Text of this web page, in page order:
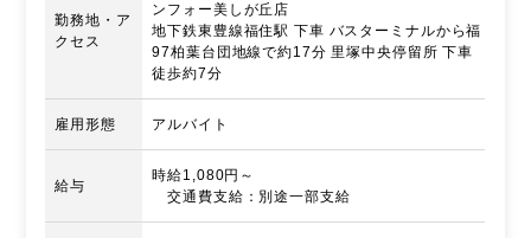
勤務地・ア
クセス
ンフォー美しが丘店
地下鉄東豊線福住駅 下車 バスターミナルから福
97柏葉台団地線で約17分 里塚中央停留所 下車
徒歩約7分
雇用形態 アルバイト
給与
時給1,080円～
交通費支給：別途一部支給